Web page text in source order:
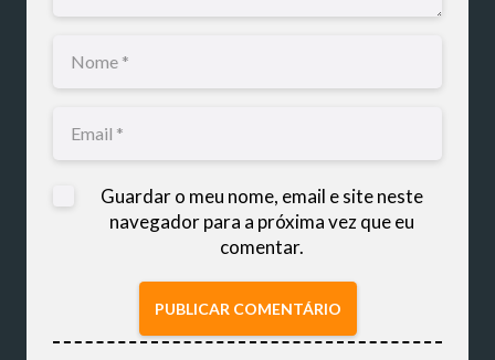
Guardar o meu nome, email e site neste
navegador para a próxima vez que eu
comentar.
PUBLICAR COMENTÁRIO